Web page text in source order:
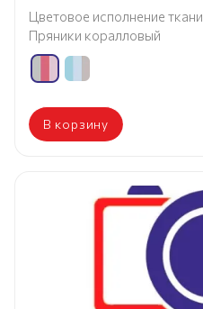
Цветовое исполнение ткани
Пряники коралловый
В корзину